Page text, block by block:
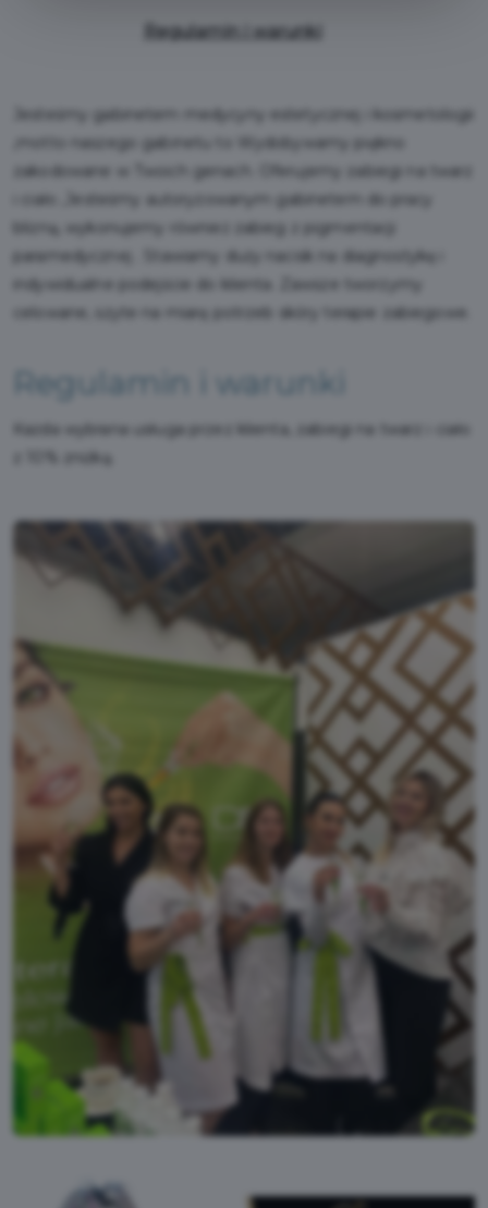
Regulamin i warunki
Jesteśmy gabinetem medycyny estetycznej i kosmetologii
,motto naszego gabinetu to Wydobywamy piękno
zakodowane w Twoich genach. Oferujemy zabiegi na twarz
i ciało ,Jesteśmy autoryzowanym gabinetem do pracy
blizną, wykonujemy również zabieg z pigmentacji
paramedycznej . Stawiamy duży nacisk na diagnostykę i
indywidualne podejście do klienta. Zawsze tworzymy
celowane, szyte na miarę potrzeb skóry terapie zabiegowe.
Regulamin i warunki
Każda wybrana usługa przez klienta, zabiegi na twarz i ciało
z 10% zniżką.